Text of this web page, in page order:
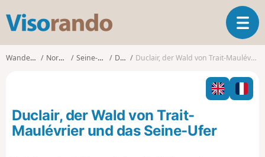
s
o
o
T
o
g
l
n
Wanderungen Normandie Seine-Maritime Duclair Duclair, der Wald von Trait-Maulévrier und das Seine-Ufer
Duclair, der Wald von Trait-
Maulévrier und das Seine-Ufer